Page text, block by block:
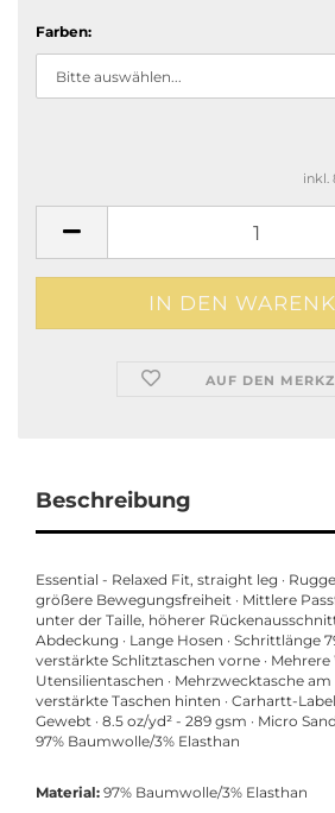
Farben:
inkl.
AUF DEN
Beschreibung
Essential - Relaxed Fit, straight leg ·
größere Bewegungsfreiheit · Mittlere
unter der Taille, höherer
Abdeckung · Lange Hosen · Schrittlänge
verstärkte Schlitztaschen vorne ·
Utensilientaschen · Mehrzwecktasche am
verstärkte Taschen hinten · Carhartt-
Gewebt · 8.5 oz/yd² - 289 gsm · Micro
97% Baumwolle/3% Elasthan
Material: 97% Baumwolle/3% Elasthan